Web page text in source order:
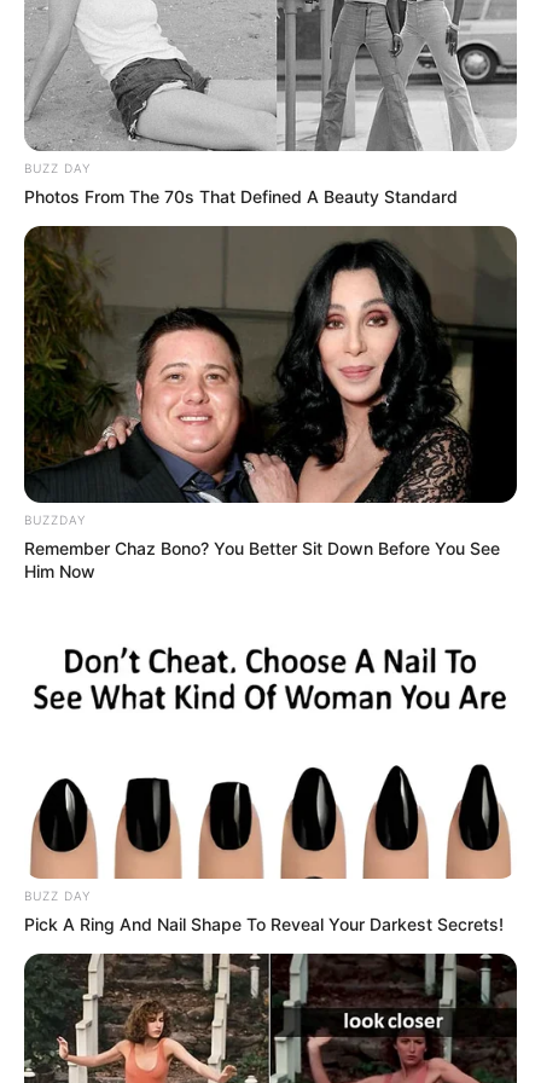
Les Favoris du Quinté+ PMU à Pau : des
bases solides pour les enjeux
GARDONS LE SOURIRE (5), KING LE DUN (6), ALWAYS
LOVE YOU (3)
GARDONS LE SOURIRE (5) arrive avec des garanties très
solides sur ce parcours. Après une longue absence, il a
enchaîné deux performances de premier plan. De plus, il
retrouve une distance idéale et affiche un moral
LIRE LA SUITE
BUZZ DAY
Photos From The 70s That Defined A Beauty Standard
BUZZDAY
Remember Chaz Bono? You Better Sit Down Before You See
Him Now
BUZZ DAY
Pick A Ring And Nail Shape To Reveal Your Darkest Secrets!